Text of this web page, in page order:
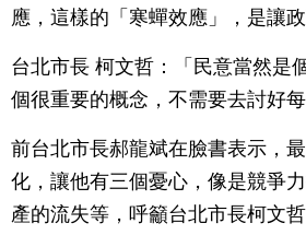
應，這樣的「寒蟬效應」，是讓
台北市長 柯文哲：「民意當然是
個很重要的概念，不需要去討好每
前台北市長郝龍斌在臉書表示，
化，讓他有三個憂心，像是競爭
產的流失等，呼籲台北市長柯文